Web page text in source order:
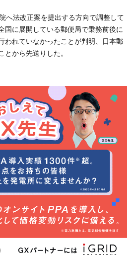
へ法改正案を提出する方向で調整して
国に展開している郵便局で乗務前後に
われていなかったことが判明、日本郵
から先送りした。